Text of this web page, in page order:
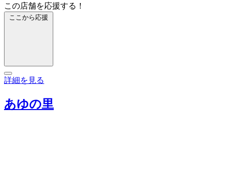
この店舗を応援する！
ここから応援
詳細を見る
あゆの里